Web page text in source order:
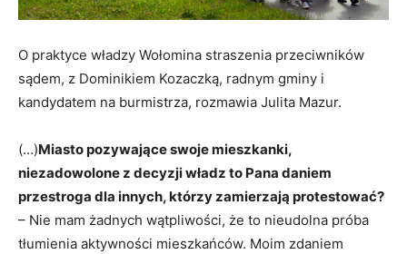
O praktyce władzy Wołomina straszenia przeciwników
sądem, z Dominikiem Kozaczką, radnym gminy i
kandydatem na burmistrza, rozmawia Julita Mazur.
(…)Miasto pozywające swoje mieszkanki,
niezadowolone z decyzji władz to Pana daniem
przestroga dla innych, którzy zamierzają protestować?
– Nie mam żadnych wątpliwości, że to nieudolna próba
tłumienia aktywności mieszkańców. Moim zdaniem